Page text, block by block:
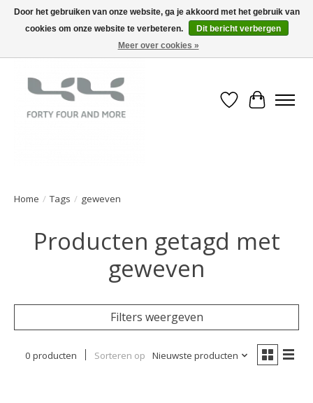
Verlanglijst
Home / Tags / geweven
Producten getagd met
geweven
Filters weergeven
0 producten Sorteren op Nieuwste producten
Door het gebruiken van onze website, ga je akkoord met het gebruik van
cookies om onze website te verbeteren.
Dit bericht verbergen
Meer over cookies »